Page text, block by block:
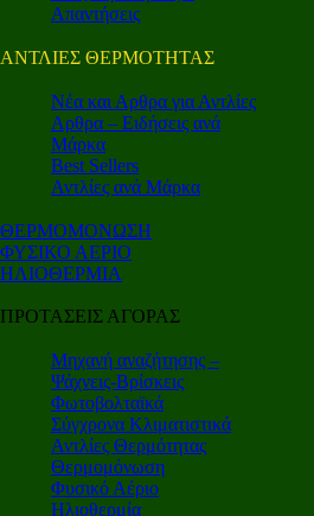
Απαντήσεις
ΑΝΤΛΙΕΣ ΘΕΡΜΟΤΗΤΑΣ
Nέα και Αρθρα για Αντλίες
Αρθρα – Ειδήσεις ανά
Μάρκα
Best Sellers
Αντλίες ανά Μάρκα
ΘΕΡΜΟΜΟΝΩΣΗ
ΦΥΣΙΚΟ ΑΕΡΙΟ
ΗΛΙΟΘΕΡΜΙΑ
ΠΡΟΤΑΣΕΙΣ ΑΓΟΡΑΣ
Μηχανή αναζήτησης –
Ψάχνεις-Βρίσκεις
Φωτοβολταϊκά
Σύγχρονα Κλιματιστικά
Αντλίες Θερμότητας
Θερμομόνωση
Φυσικό Αέριο
Ηλιοθερμία